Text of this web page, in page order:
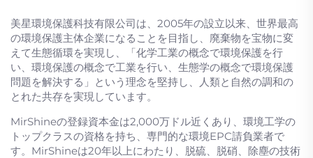
美星環境保護科技有限公司は、2005年の設立以来、世界最高
の環境保護主体企業になることを目指し、廃棄物を宝物に変
えて生態循環を実現し、「化学工業の概念で環境保護を行
い、環境保護の概念で工業を行い、生態学の概念で環境保護
問題を解決する」という理念を堅持し、人類と自然の調和の
とれた共存を実現しています。
MirShineの登録資本金は2,000万ドル近くあり、環境工学の
トップクラスの資格を持ち、専門的な環境EPC請負業者で
す。MirShineは20年以上にわたり、脱硫、脱硝、除塵の技術